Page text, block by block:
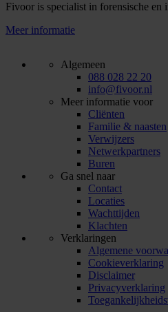
Fivoor is specialist in forensische en
Meer informatie
Algemeen
088 028 22 20
info@fivoor.nl
Meer informatie voor
Cliënten
Familie & naasten
Verwijzers
Netwerkpartners
Buren
Ga snel naar
Contact
Locaties
Wachttijden
Klachten
Verklaringen
Algemene
Cookieverklaring
Disclaimer
Privacyverklaring